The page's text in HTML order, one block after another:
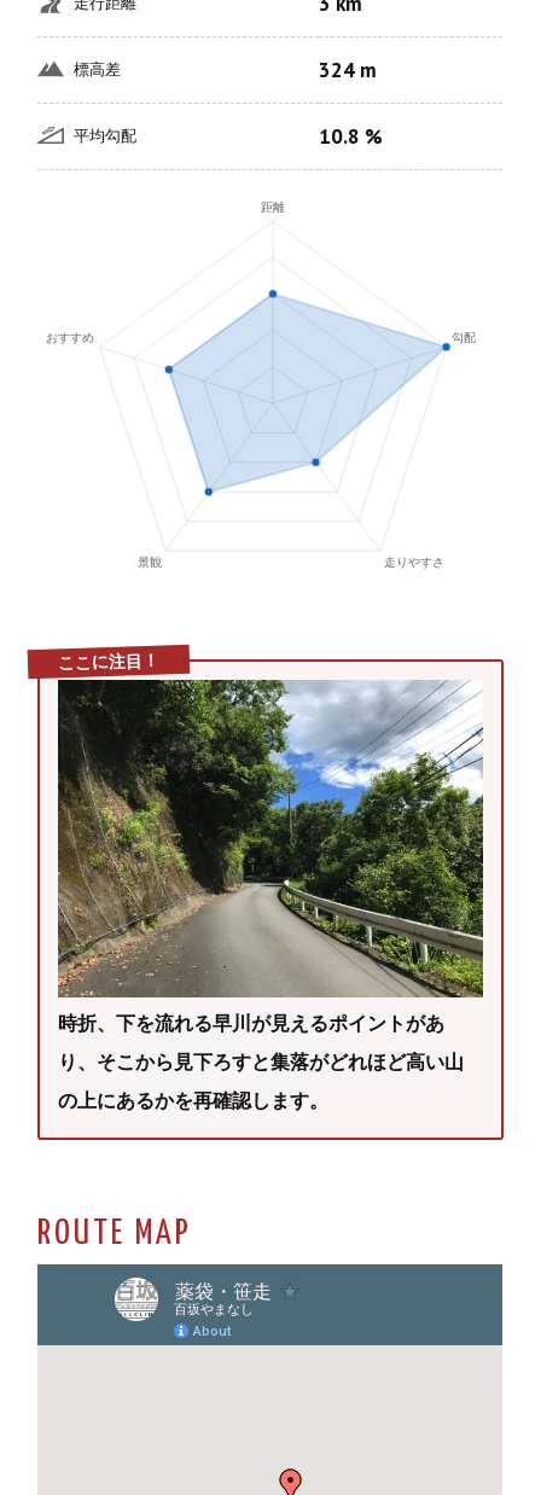
標高差 324 m
平均勾配 10.8 %
ここに注目！
時折、下を流れる早川が見えるポイントがあ
り、そこから見下ろすと集落がどれほど高い山
の上にあるかを再確認します。
ROUTE MAP